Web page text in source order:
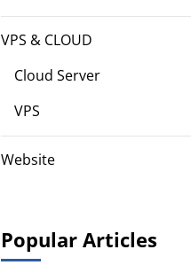
VPS & CLOUD
Cloud Server
VPS
Website
Popular Articles